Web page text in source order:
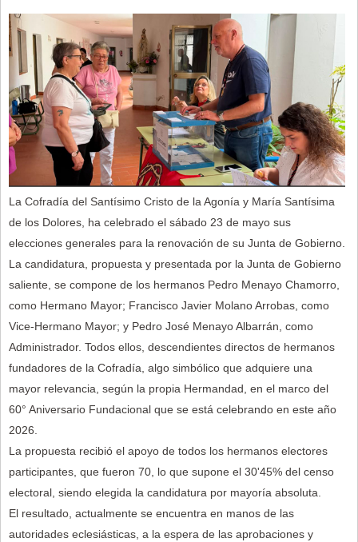
La Cofradía del Santísimo Cristo de la Agonía y María Santísima
de los Dolores, ha celebrado el sábado 23 de mayo sus
elecciones generales para la renovación de su Junta de Gobierno.
La candidatura, propuesta y presentada por la Junta de Gobierno
saliente, se compone de los hermanos Pedro Menayo Chamorro,
como Hermano Mayor; Francisco Javier Molano Arrobas, como
Vice-Hermano Mayor; y Pedro José Menayo Albarrán, como
Administrador. Todos ellos, descendientes directos de hermanos
fundadores de la Cofradía, algo simbólico que adquiere una
mayor relevancia, según la propia Hermandad, en el marco del
60° Aniversario Fundacional que se está celebrando en este año
2026.
La propuesta recibió el apoyo de todos los hermanos electores
participantes, que fueron 70, lo que supone el 30'45% del censo
electoral, siendo elegida la candidatura por mayoría absoluta.
El resultado, actualmente se encuentra en manos de las
autoridades eclesiásticas, a la espera de las aprobaciones y